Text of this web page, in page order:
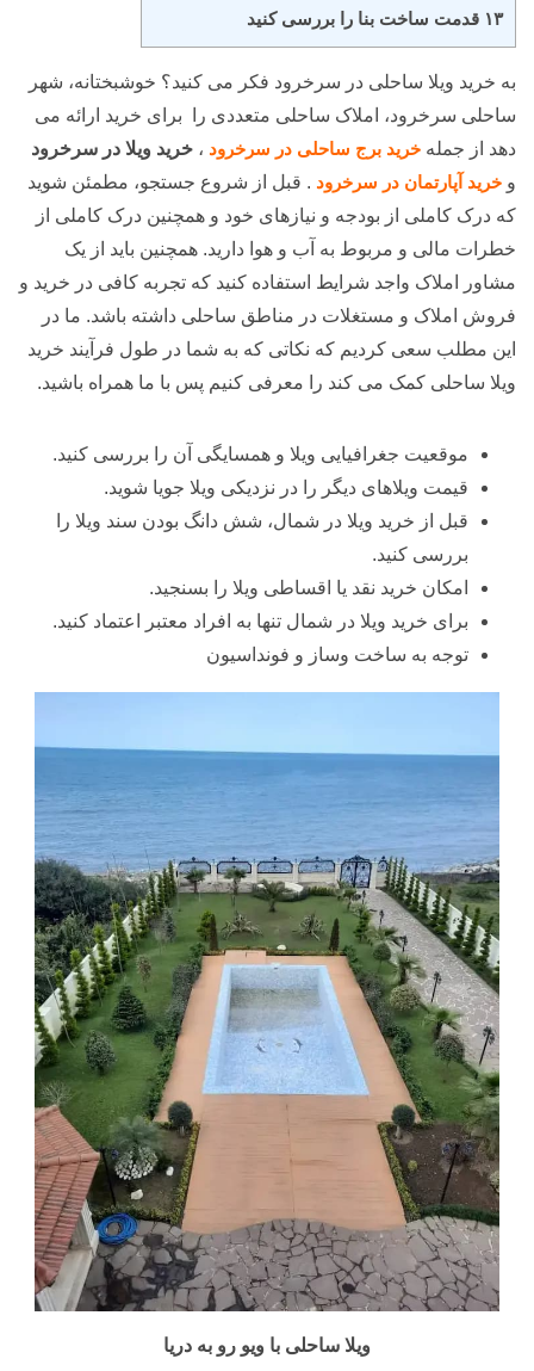
۱۳ قدمت ساخت بنا را بررسی کنید
به خرید ویلا ساحلی در سرخرود فکر می کنید؟ خوشبختانه، شهر
ساحلی سرخرود، املاک ساحلی متعددی را برای خرید ارائه می
دهد از جمله خرید برج ساحلی در سرخرود ، خرید ویلا در سرخرود
و خرید آپارتمان در سرخرود . قبل از شروع جستجو، مطمئن شوید
که درک کاملی از بودجه و نیازهای خود و همچنین درک کاملی از
خطرات مالی و مربوط به آب و هوا دارید. همچنین باید از یک
مشاور املاک واجد شرایط استفاده کنید که تجربه کافی در خرید و
فروش املاک و مستغلات در مناطق ساحلی داشته باشد. ما در
این مطلب سعی کردیم که نکاتی که به شما در طول فرآیند خرید
ویلا ساحلی کمک می کند را معرفی کنیم پس با ما همراه باشید.
موقعیت جغرافیایی ویلا و همسایگی آن را بررسی کنید.
قیمت ویلاهای دیگر را در نزدیکی ویلا جویا شوید.
قبل از خرید ویلا در شمال، شش دانگ بودن سند ویلا را
بررسی کنید.
امکان خرید نقد یا اقساطی ویلا را بسنجید.
برای خرید ویلا در شمال تنها به افراد معتبر اعتماد کنید.
توجه به ساخت وساز و فونداسیون
ویلا ساحلی با ویو رو به دریا